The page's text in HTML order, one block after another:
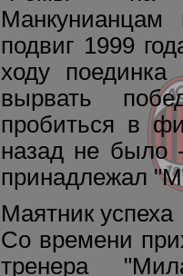
Манкунианцам
подвиг 1999
ходу
вырвать
пробиться в
назад не было
принадлежал
Маятник успеха
Со времени
тренера